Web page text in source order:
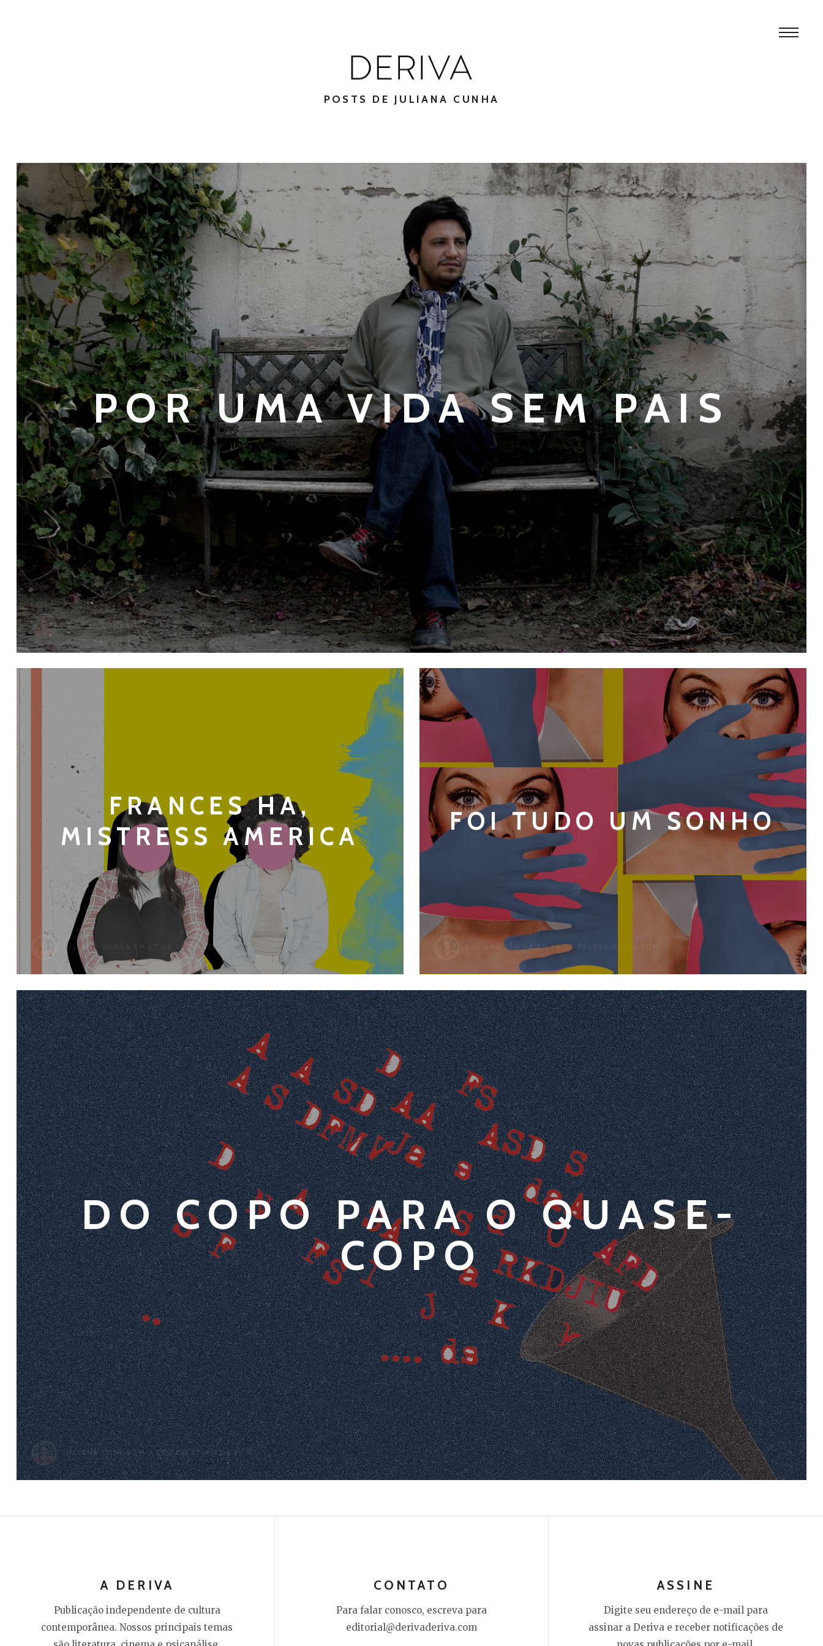
POSTS DE JULIANA CUNHA
POR UMA VIDA SEM PAIS
JULIANA CUNHAEM 21 DE ABRIL DE 2020
FRANCES HA,
MISTRESS AMERICA
JULIANA CUNHA EM 27 DE ABRIL DE 2018
FOI TUDO UM SONHO
JULIANA CUNHAEM 10 DE FEVEREIRO DE 2017
DO COPO PARA O QUASE-
COPO
JULIANA CUNHAEM 9 DE FEVEREIRO DE 2017
A DERIVA
Publicação independente de cultura
contemporânea. Nossos principais temas
CONTATO
Para falar conosco, escreva para
editorial@derivaderiva.com
ASSINE
Digite seu endereço de e-mail para
assinar a Deriva e receber notificações de